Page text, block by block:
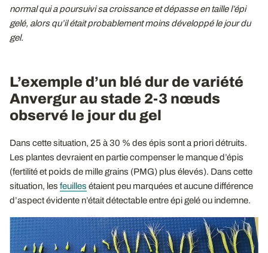
normal qui a poursuivi sa croissance et dépasse en taille l’épi
gelé, alors qu’il était probablement moins développé le jour du
gel.
L’exemple d’un blé dur de variété
Anvergur au stade 2-3 nœuds
observé le jour du gel
Dans cette situation, 25 à 30 % des épis sont a priori détruits.
Les plantes devraient en partie compenser le manque d’épis
(fertilité et poids de mille grains (PMG) plus élevés). Dans cette
situation, les feuilles étaient peu marquées et aucune différence
d’aspect évidente n’était détectable entre épi gelé ou indemne.